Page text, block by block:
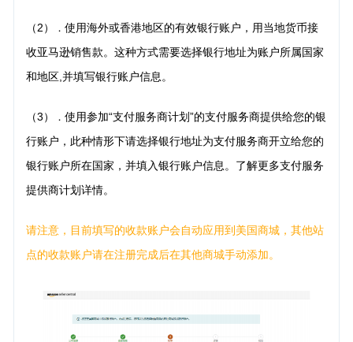
（2） ． 使用海外或香港地区的有效银行账户，用当地货币接
收亚马逊销售款。这种方式需要选择银行地址为账户所属国家
和地区,并填写银行账户信息。
（3） ． 使用参加“支付服务商计划”的支付服务商提供给您的银
行账户，此种情形下请选择银行地址为支付服务商开立给您的
银行账户所在国家，并填入银行账户信息。了解更多支付服务
提供商计划详情。
请注意，目前填写的收款账户会自动应用到美国商城，其他站
点的收款账户请在注册完成后在其他商城手动添加。